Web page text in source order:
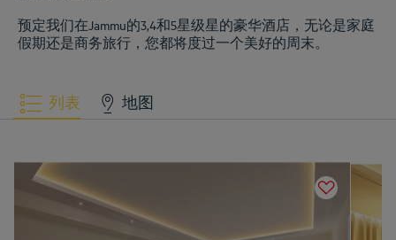
预定我们在Jammu的3,4和5星级星的豪华酒店，无论是家庭
假期还是商务旅行，您都将度过一个美好的周末。
列表 地图